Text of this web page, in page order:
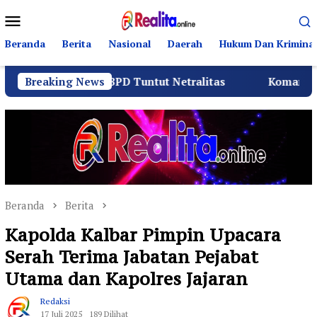
ke
kontenMobile
Beranda Berita Nasional Daerah Hukum Dan Kriminal
Breaking News
BPD Tuntut Netralitas Komando Angkatan Laut I
Beranda Berita
Kapolda Kalbar Pimpin Upacara
Serah Terima Jabatan Pejabat
Utama dan Kapolres Jajaran
Redaksi
17 Juli 2025
189 Dilihat